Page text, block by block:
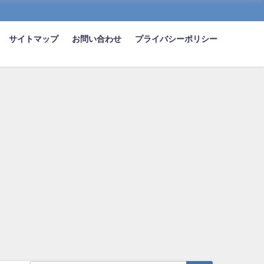
サイトマップ お問い合わせ プライバシーポリシー